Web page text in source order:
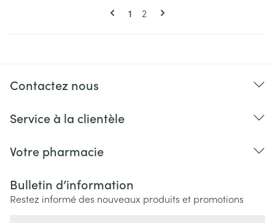
Pages
Vous lisez actuellement la page
1 Page
2
Contactez nous
Service à la clientèle
Votre pharmacie
Bulletin d’information
Restez informé des nouveaux produits et promotions